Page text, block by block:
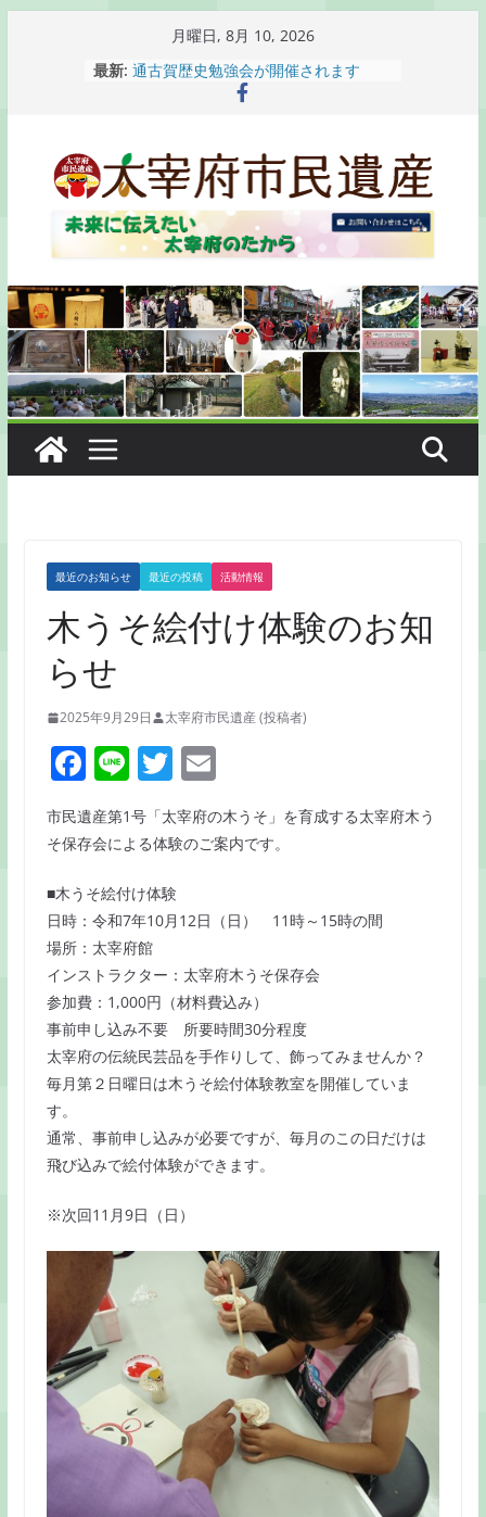
プ
月曜日, 8月 10, 2026
最新: 通古賀歴史勉強会が開催されます
2026 梅香苑夏まつり子どもみこし
知らせ
木うそ絵付け体験のお知らせ
2026 隈麿公夏祭り 開催報告
最近のお知らせ 最近の投稿 活動情報
木うそ絵付け体験のお知
らせ
2025年9月29日 太宰府市民遺産 (投稿者)
F
a
c
e
b
o
o
k
Li
n
e
T
w
itt
er
E
m
ai
l
市民遺産第1号「太宰府の木うそ」を育成する太宰府木う
そ保存会による体験のご案内です。
■木うそ絵付け体験
日時：令和7年10月12日（日） 11時～15時の間
場所：太宰府館
インストラクター：太宰府木うそ保存会
参加費：1,000円（材料費込み）
事前申し込み不要 所要時間30分程度
太宰府の伝統民芸品を手作りして、飾ってみませんか？
毎月第２日曜日は木うそ絵付体験教室を開催していま
す。
通常、事前申し込みが必要ですが、毎月のこの日だけは
飛び込みで絵付体験ができます。
※次回11月9日（日）